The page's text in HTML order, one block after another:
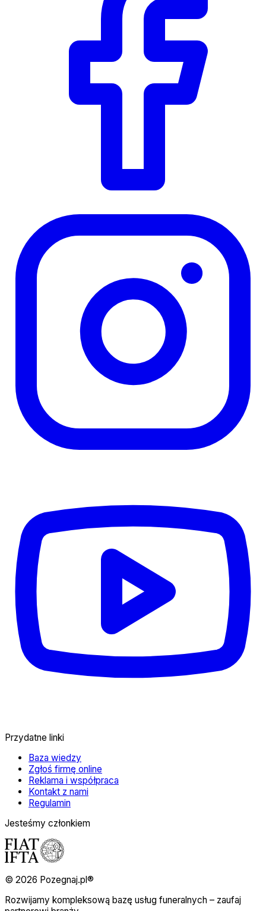
Przydatne linki
Baza wiedzy
Zgłoś firmę online
Reklama i współpraca
Kontakt z nami
Regulamin
Jesteśmy członkiem
© 2026 Pozegnaj.pl®
Rozwijamy kompleksową bazę usług funeralnych – zaufaj